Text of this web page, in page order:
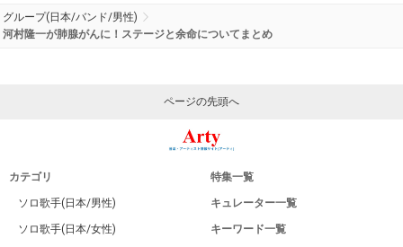
グループ(日本/バンド/男性)
河村隆一が肺腺がんに！ステージと余命についてまとめ
ページの先頭へ
カテゴリ
ソロ歌手(日本/男性)
ソロ歌手(日本/女性)
特集一覧
キュレーター一覧
キーワード一覧